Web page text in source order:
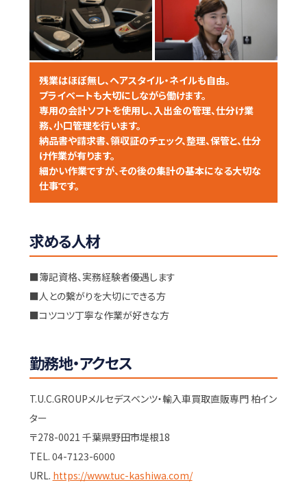
残業はほぼ無し、ヘアスタイル・ネイルも自由。
プライベートも大切にしながら働けます。
専用の会計ソフトを使用し、入出金の管理、仕分け業
務、小口管理を行います。
納品書や請求書、領収証のチェック、整理、保管と、仕分
け作業が有ります。
細かい作業ですが、その後の集計の基本になる大切な
仕事です。
求める人材
■簿記資格、実務経験者優遇します
■人との繋がりを大切にできる方
■コツコツ丁寧な作業が好きな方
勤務地・アクセス
T.U.C.GROUPメルセデスベンツ・輸入車買取直販専門 柏イン
ター
〒278-0021 千葉県野田市堤根18
TEL. 04-7123-6000
URL. https://www.tuc-kashiwa.com/